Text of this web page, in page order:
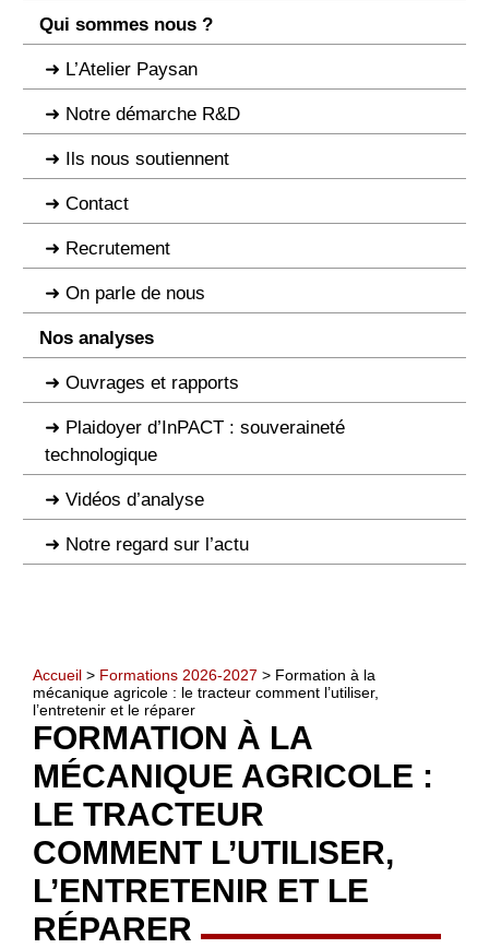
Qui sommes nous ?
L’Atelier Paysan
Notre démarche R&D
Ils nous soutiennent
Contact
Recrutement
On parle de nous
Nos analyses
Ouvrages et rapports
Plaidoyer d’InPACT : souveraineté
technologique
Vidéos d’analyse
Notre regard sur l’actu
Accueil > Formations 2026-2027 > Formation à la
mécanique agricole : le tracteur comment l’utiliser,
l’entretenir et le réparer
FORMATION À LA
MÉCANIQUE AGRICOLE :
LE TRACTEUR
COMMENT L’UTILISER,
L’ENTRETENIR ET LE
RÉPARER